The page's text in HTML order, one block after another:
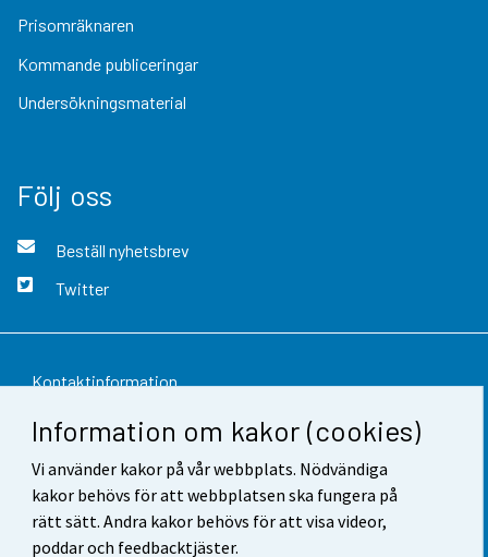
Information om kakor (cookies)
Vi använder kakor på vår webbplats. Nödvändiga
kakor behövs för att webbplatsen ska fungera på
rätt sätt. Andra kakor behövs för att visa videor,
poddar och feedbacktjäster.
Prisomräknaren
Kommande publiceringar
Undersökningsmaterial
Följ oss
Beställ nyhetsbrev
Twitter
Kontaktinformation
Respons
Användarvillkor
Dataskydd